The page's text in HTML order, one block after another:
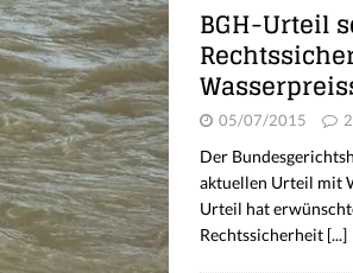
BGH-Urteil
05/07/2015
Der
aktuellen Urteil mit
Urteil hat
Rechtssicherheit [...]